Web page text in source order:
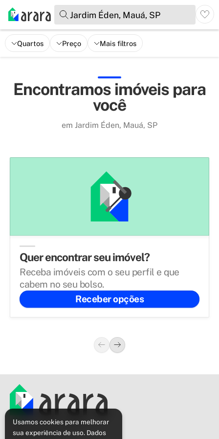
Jardim Éden, Mauá, SP
Quartos Preço Mais filtros
Encontramos imóveis para
você
em Jardim Éden, Mauá, SP
Quer encontrar seu imóvel?
Receba imóveis com o seu perfil e que
cabem no seu bolso.
Receber opções
Política de privacidade
Sobre o Arara
Usamos cookies para melhorar
sua experiência de uso. Dados